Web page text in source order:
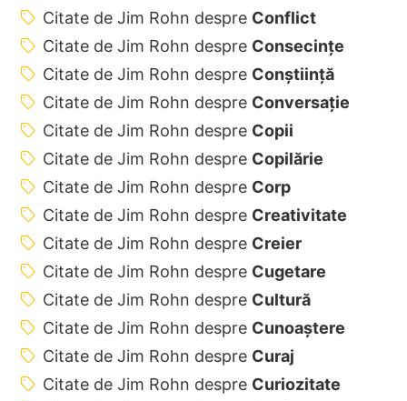
Citate de Jim Rohn despre Conflict
Citate de Jim Rohn despre Consecințe
Citate de Jim Rohn despre Conștiință
Citate de Jim Rohn despre Conversație
Citate de Jim Rohn despre Copii
Citate de Jim Rohn despre Copilărie
Citate de Jim Rohn despre Corp
Citate de Jim Rohn despre Creativitate
Citate de Jim Rohn despre Creier
Citate de Jim Rohn despre Cugetare
Citate de Jim Rohn despre Cultură
Citate de Jim Rohn despre Cunoaștere
Citate de Jim Rohn despre Curaj
Citate de Jim Rohn despre Curiozitate